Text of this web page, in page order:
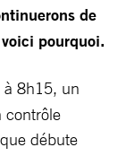
de
pourquoi.
8h15, un
contrôle
débute